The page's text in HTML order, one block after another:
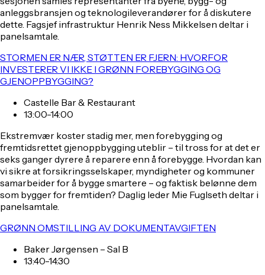
anleggsbransjen og teknologileverandører for å diskutere
dette. Fagsjef infrastruktur Henrik Ness Mikkelsen deltar i
panelsamtale.
STORMEN ER NÆR, STØTTEN ER FJERN: HVORFOR
INVESTERER VI IKKE I GRØNN FOREBYGGING OG
GJENOPPBYGGING?
Castelle Bar & Restaurant
13:00-14:00
Ekstremvær koster stadig mer, men forebygging og
fremtidsrettet gjenoppbygging uteblir – til tross for at det er
seks ganger dyrere å reparere enn å forebygge. Hvordan kan
vi sikre at forsikringsselskaper, myndigheter og kommuner
samarbeider for å bygge smartere – og faktisk belønne dem
som bygger for fremtiden? Daglig leder Mie Fuglseth deltar i
panelsamtale.
GRØNN OMSTILLING AV DOKUMENTAVGIFTEN
Baker Jørgensen – Sal B
13:40-14:30